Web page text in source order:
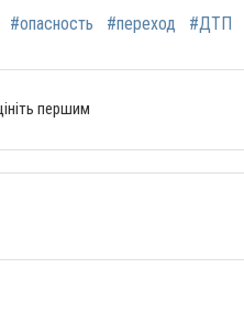
#опасность #переход #ДТП
першим